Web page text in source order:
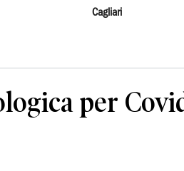
Cagliari
per